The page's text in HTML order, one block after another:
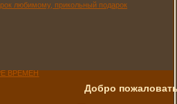
Добро